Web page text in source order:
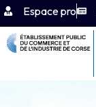
Espace pro